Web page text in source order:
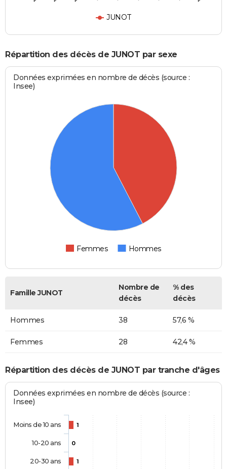
JUNOT
Répartition des décès de JUNOT par sexe
Données exprimées en nombre de décès (source :
Insee)
Femmes Hommes
Famille JUNOT
Nombre de
décès
% des
décès
Hommes 38 57,6 %
Femmes 28 42,4 %
Répartition des décès de JUNOT par tranche d'âges
Données exprimées en nombre de décès (source :
Insee)
1
0
1
Moins de 10 ans
10-20 ans
20-30 ans